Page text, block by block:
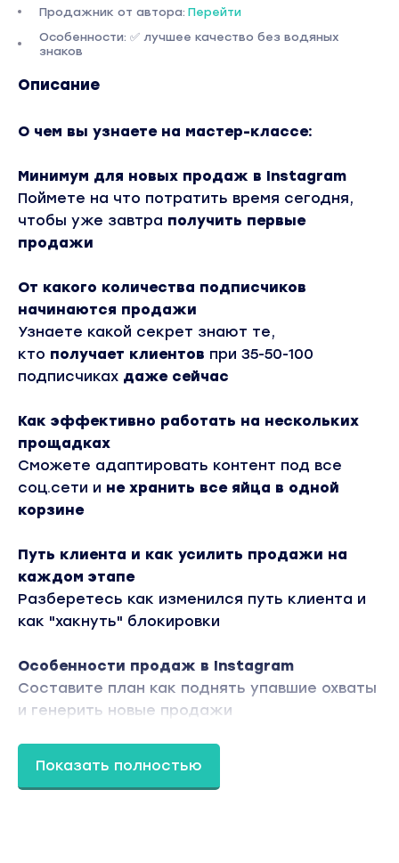
Продажник от автора: Перейти
Особенности: ✅ лучшее качество без водяных
знаков
Описание
О чем вы узнаете на мастер-классе:
Минимум для новых продаж в Instagram
Поймете на что потратить время сегодня,
чтобы уже завтра получить первые
продажи
От какого количества подписчиков
начинаются продажи
Узнаете какой секрет знают те,
кто получает клиентов при 35-50-100
подписчиках даже сейчас
Как эффективно работать на нескольких
прощадках
Сможете адаптировать контент под все
соц.сети и не хранить все яйца в одной
корзине
Путь клиента и как усилить продажи на
каждом этапе
Разберетесь как изменился путь клиента и
как "хакнуть" блокировки
Особенности продаж в Instagram
Составите план как поднять упавшие охваты
и генерить новые продажи
Показать полностью